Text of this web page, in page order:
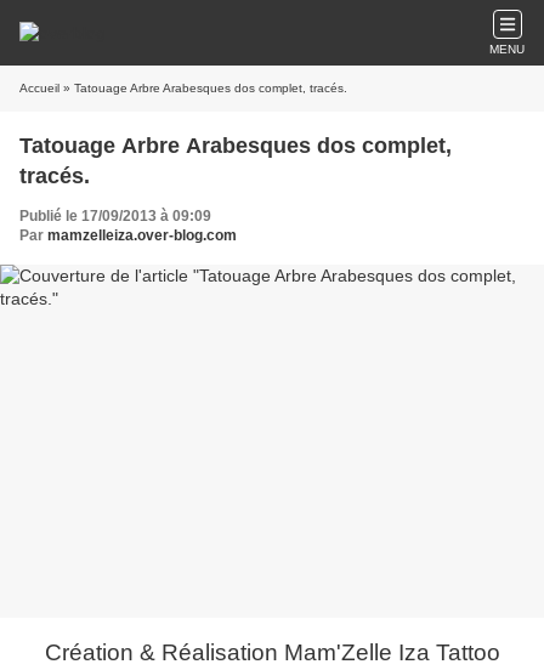
MENU
Accueil » Tatouage Arbre Arabesques dos complet, tracés.
Tatouage Arbre Arabesques dos complet,
tracés.
Publié le 17/09/2013 à 09:09
Par mamzelleiza.over-blog.com
Création & Réalisation Mam'Zelle Iza Tattoo